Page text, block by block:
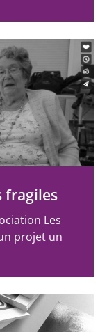
fragiles
Les
projet un